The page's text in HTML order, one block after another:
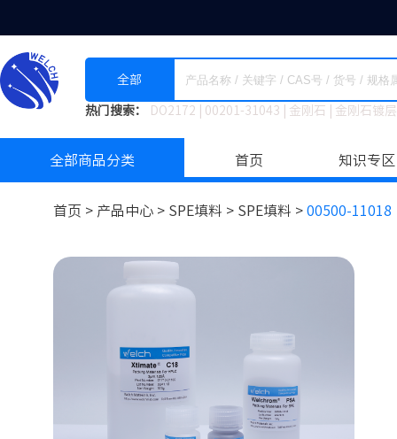
全部
热门搜索： DO2172 00201-31043 金刚石 金刚石镀
全部商品分类 首页 知识专区
首页 > 产品中心 > SPE填料 > SPE填料 > 00500-11018